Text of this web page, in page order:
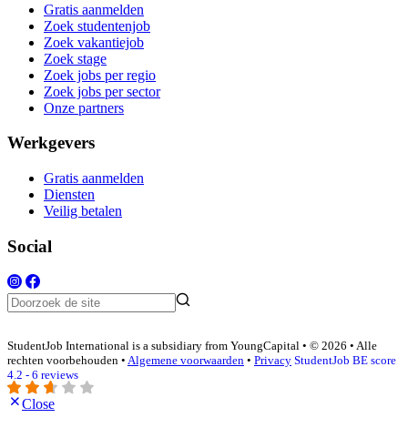
Gratis aanmelden
Zoek studentenjob
Zoek vakantiejob
Zoek stage
Zoek jobs per regio
Zoek jobs per sector
Onze partners
Werkgevers
Gratis aanmelden
Diensten
Veilig betalen
Social
StudentJob International is a subsidiary from YoungCapital • © 2026 • Alle
rechten voorbehouden • Algemene voorwaarden • Privacy StudentJob BE score
4.2 - 6 reviews
Close